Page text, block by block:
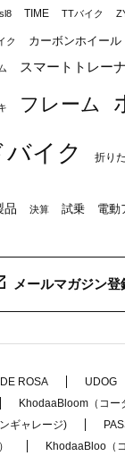
sl8 TIME TTバイク
ク カーボンホイール
スマートトレー
フレーム
バイク 折り
品 決算 試乗 電動
メールマガジン登
DE ROSA UDOG
KhodaaBloom（コー
ギャレージ)
KhodaaBloo（